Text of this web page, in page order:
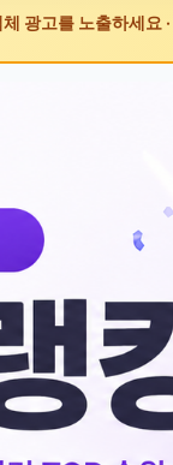
광고를 노출하세요 ·